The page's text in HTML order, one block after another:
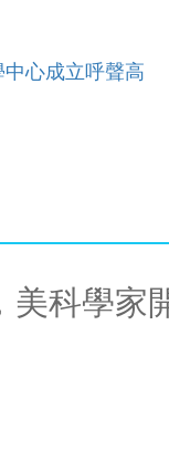
心成立呼聲高
美科學家